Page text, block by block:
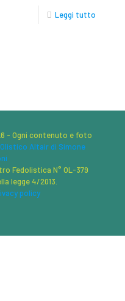
Leggi tutto
- Ogni contenuto e foto
Altair di Simone
Fedolistica N° OL-379
legge 4/2013.
policy